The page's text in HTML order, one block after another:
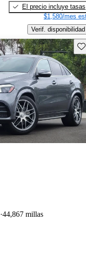
El precio incluye tasas
$1,580/mes
Verif. disponibilidad
44,867 millas